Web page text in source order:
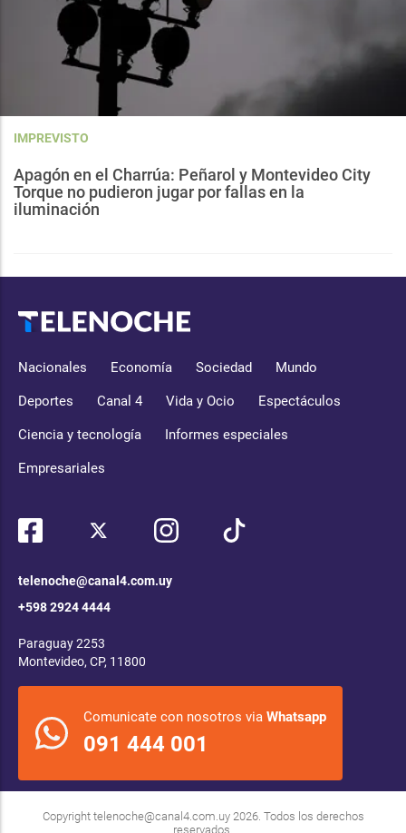
IMPREVISTO
Apagón en el Charrúa: Peñarol y Montevideo City
Torque no pudieron jugar por fallas en la
iluminación
Nacionales Economía Sociedad Mundo
Deportes Canal 4 Vida y Ocio Espectáculos
Ciencia y tecnología Informes especiales
Empresariales
telenoche@canal4.com.uy
+598 2924 4444
Paraguay 2253
Montevideo, CP, 11800
Comunicate con nosotros via Whatsapp
091 444 001
Copyright telenoche@canal4.com.uy2026. Todos los derechos
reservados.